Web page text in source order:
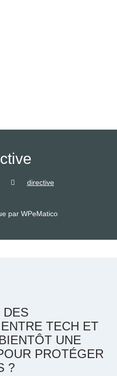
directive
par WPeMatico
DES
TECH ET
UNE
PROTÉGER
?